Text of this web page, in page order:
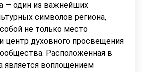
— один из важнейших
символов региона,
не только место
центр духовного просвещения
Расположенная в
является воплощением